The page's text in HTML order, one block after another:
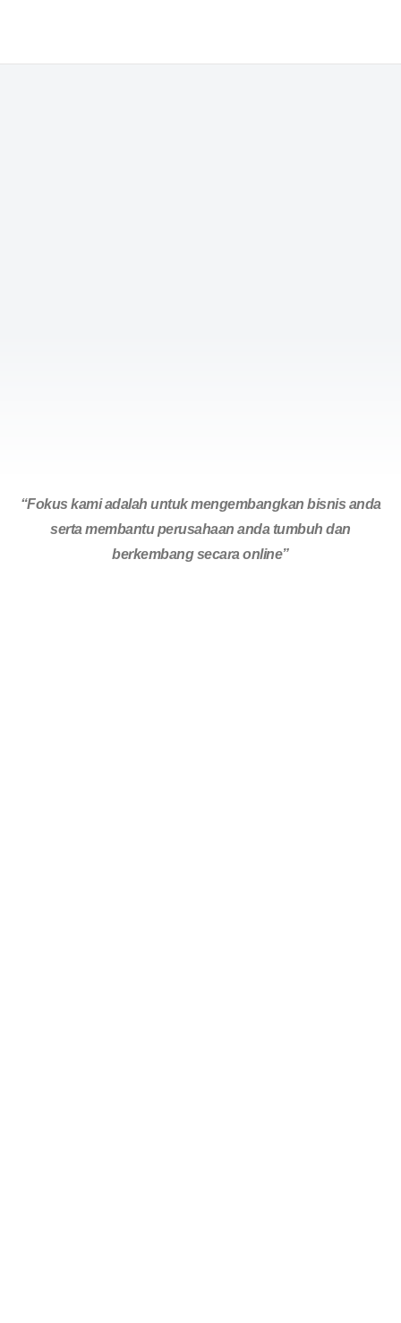
“Fokus kami adalah untuk mengembangkan bisnis anda
serta membantu perusahaan anda tumbuh dan
berkembang secara online”